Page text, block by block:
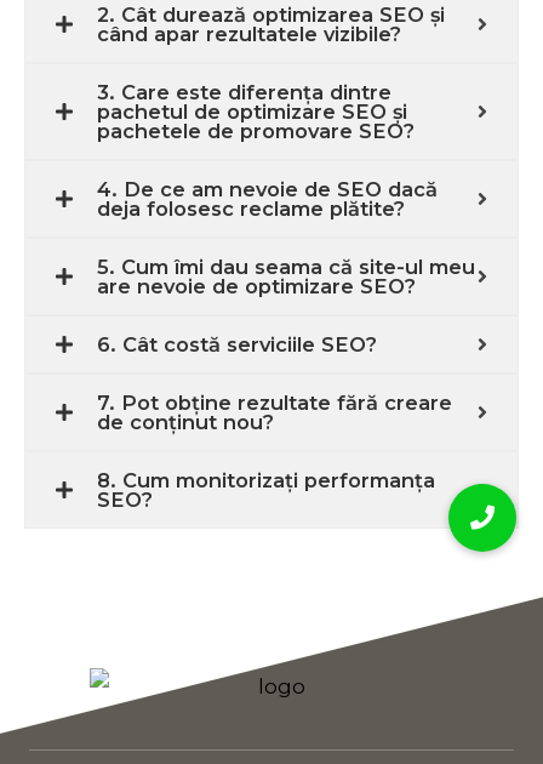
2. Cât durează optimizarea SEO și
când apar rezultatele vizibile?
3. Care este diferența dintre
pachetul de optimizare SEO și
pachetele de promovare SEO?
4. De ce am nevoie de SEO dacă
deja folosesc reclame plătite?
5. Cum îmi dau seama că site-ul meu
are nevoie de optimizare SEO?
6. Cât costă serviciile SEO?
7. Pot obține rezultate fără creare
de conținut nou?
8. Cum monitorizați performanța
SEO?